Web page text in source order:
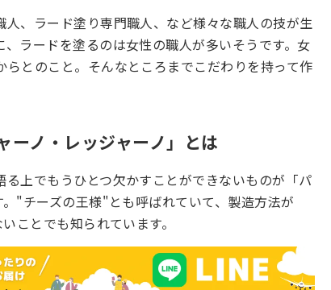
、ラード塗り専門職人、など様々な職人の技が生
ラードを塗るのは女性の職人が多いそうです。女
とのこと。そんなところまでこだわりを持って作
ーノ・レッジャーノ」とは
上でもうひとつ欠かすことができないものが「パ
"チーズの王様"とも呼ばれていて、製造方法が
ことでも知られています。